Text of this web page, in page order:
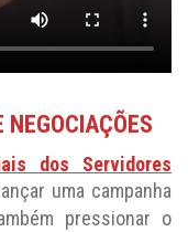
dos Servidores
uma campanha
pressionar o